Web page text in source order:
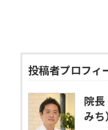
投稿者プロフィ
院長
みち